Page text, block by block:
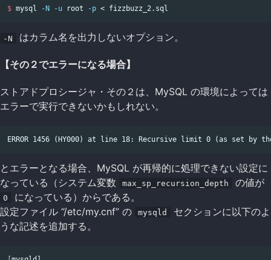
$ mysql -N -u root -p
-N はカラム名を出力しないオプション。
【その２でエラーになる場合】
ストアドプロシージャ・その２は、MySQL の環境によっては
エラーで実行できないかもしれない。
とエラーとなる場合、MySQL が再帰的に処理できない設定に
なっている（システム変数
max_sp_recursion_depth の値が
0
になっている）からである。
設定ファイル “/etc/my.cnf” の
mysqld
セクションに以下のよ
うな記述を追加する。